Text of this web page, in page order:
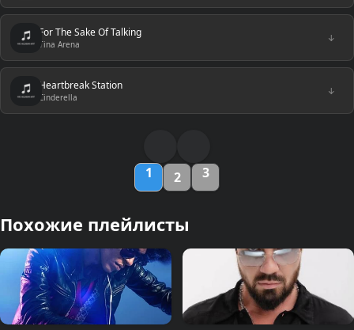
For The Sake Of Talking
Tina Arena
↓
Heartbreak Station
Cinderella
↓
1 2 3
Похожие плейлисты